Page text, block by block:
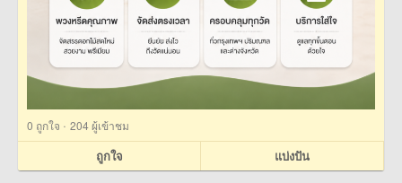
0 ถูกใจ · 204 ผู้เข้าชม
ถูกใจ แบ่งปัน